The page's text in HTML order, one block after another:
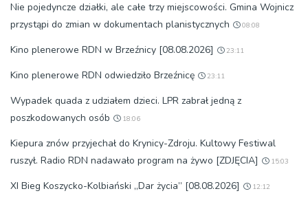
Nie pojedyncze działki, ale całe trzy miejscowości. Gmina Wojnicz
przystąpi do zmian w dokumentach planistycznych
08:08
Kino plenerowe RDN w Brzeźnicy [08.08.2026] 23:11
Kino plenerowe RDN odwiedziło Brzeźnicę 23:11
Wypadek quada z udziałem dzieci. LPR zabrał jedną z
poszkodowanych osób
18:06
Kiepura znów przyjechał do Krynicy-Zdroju. Kultowy Festiwal
ruszył. Radio RDN nadawało program na żywo [ZDJĘCIA]
15:03
XI Bieg Koszycko-Kolbiański „Dar życia” [08.08.2026] 12:12